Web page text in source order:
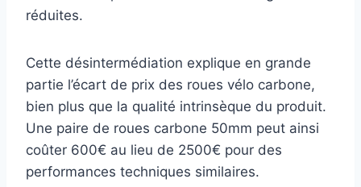
réduites.
Cette désintermédiation explique en grande
partie l’écart de prix des roues vélo carbone,
bien plus que la qualité intrinsèque du produit.
Une paire de roues carbone 50mm peut ainsi
coûter 600€ au lieu de 2500€ pour des
performances techniques similaires.